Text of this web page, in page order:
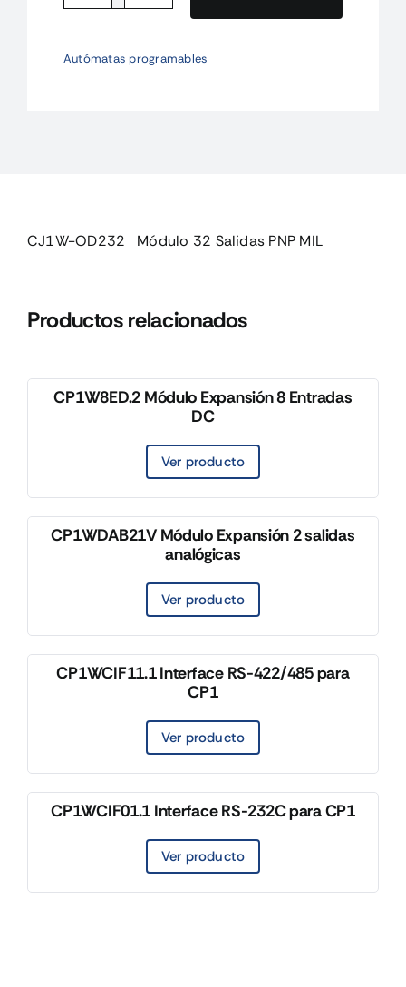
Salidas
Autómatas programables
CJ1W-OD232 Módulo 32 Salidas PNP MIL
Productos relacionados
CP1W8ED.2 Módulo Expansión 8 Entradas
DC
Ver producto
CP1WDAB21V Módulo Expansión 2 salidas
analógicas
Ver producto
CP1WCIF11.1 Interface RS-422/485 para
CP1
Ver producto
CP1WCIF01.1 Interface RS-232C para CP1
Ver producto